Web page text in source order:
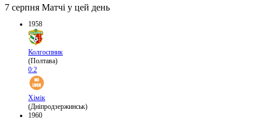
7 серпня Матчі у цей день
1958
Колгоспник
(Полтава)
0:2
Хімік
(Дніпродзержинськ)
1960